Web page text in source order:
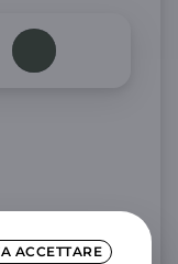
ACCETTARE